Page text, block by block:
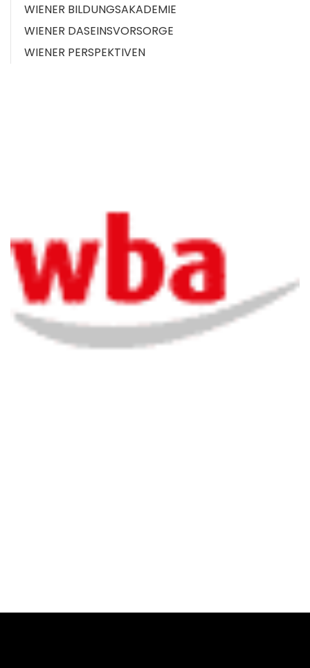
WIENER BILDUNGSAKADEMIE
WIENER DASEINSVORSORGE
WIENER PERSPEKTIVEN